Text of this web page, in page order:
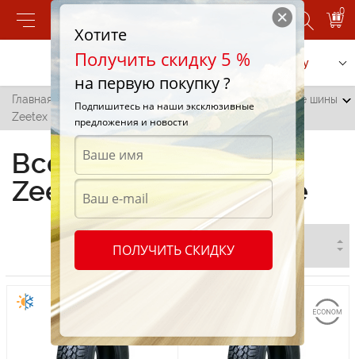
0
Позвонить Заказать услугу
Главная /
Всесезонные шины
Zeetex в Чадыр-Лунге
Всесезонные шины
Zeetex в Чадыр-Лунге
Хотите
Получить скидку 5 %
на первую покупку ?
Подпишитесь на наши эксклюзивные
предложения и новости
ПОЛУЧИТЬ СКИДКУ